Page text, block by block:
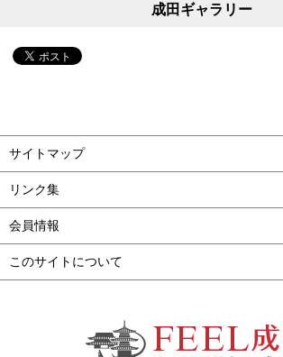
成田ギャラリー
サイトマップ
リンク集
会員情報
このサイトについて
FEEL成田 成田市公式観光情報